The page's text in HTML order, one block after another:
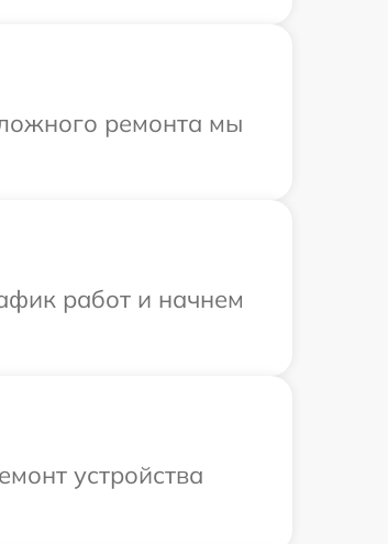
ремонта мы
работ и начнем
устройства